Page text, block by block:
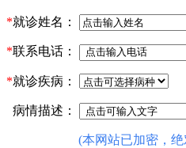
*就诊姓名：
*联系电话：
*就诊疾病：
病情描述：
(本网站已加密，